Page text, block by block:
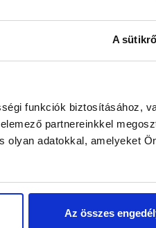
A
funkciók biztosításához,
partnereinkkel
olyan adatokkal, amelyeket
Az összes
30 mm széles, butil
A gerinclécre kell
nagyobb rovarok,